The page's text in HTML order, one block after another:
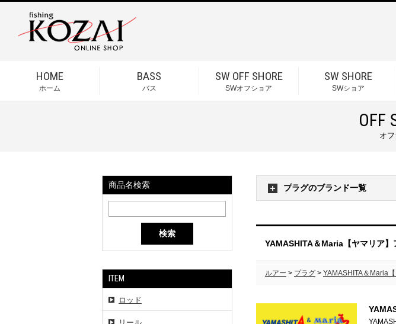
HOME
ホーム
BASS
バス
SW OFF SHORE
SWオフショア
SW SHORE
SWショア
OFF
オ
商品名検索
検索
ITEM
ロッド
プラグのブランド一覧
YAMASHITA＆Maria【ヤマリア】
ルアー > プラグ > YAMASHITA＆Maria【